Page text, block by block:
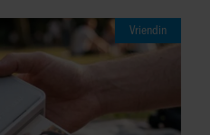
Vriendin